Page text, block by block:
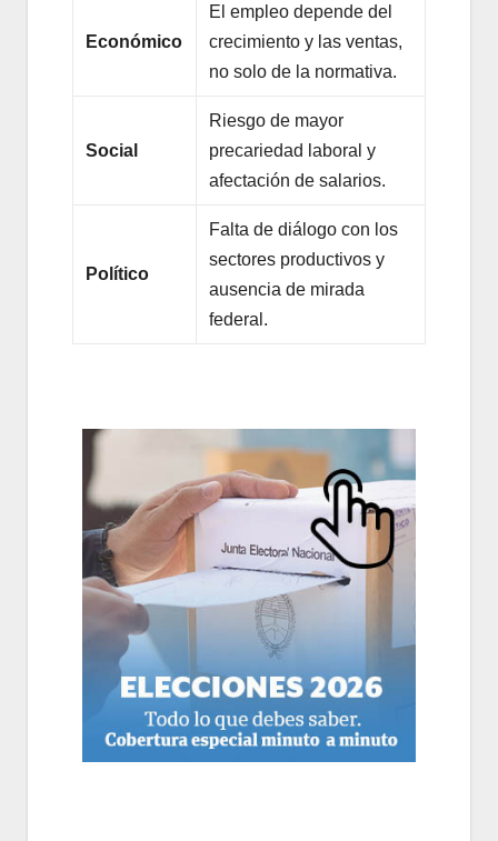
Económico
El empleo depende del
crecimiento y las ventas,
no solo de la normativa.
Social
Riesgo de mayor
precariedad laboral y
afectación de salarios.
Político
Falta de diálogo con los
sectores productivos y
ausencia de mirada
federal.